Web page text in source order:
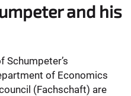
and his
Schumpeter’s
of Economics
(Fachschaft) are